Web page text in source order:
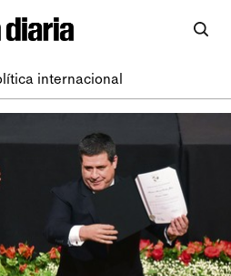
internacional